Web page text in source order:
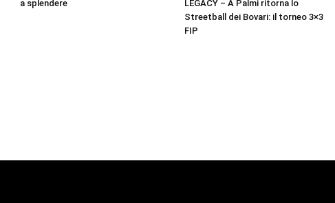
a splendere
LEGACY – A Palmi ritorna lo
Streetball dei Bovari: il torneo 3×3
FIP